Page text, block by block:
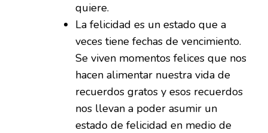
quiere.
La felicidad es un estado que a
veces tiene fechas de vencimiento.
Se viven momentos felices que nos
hacen alimentar nuestra vida de
recuerdos gratos y esos recuerdos
nos llevan a poder asumir un
estado de felicidad en medio de